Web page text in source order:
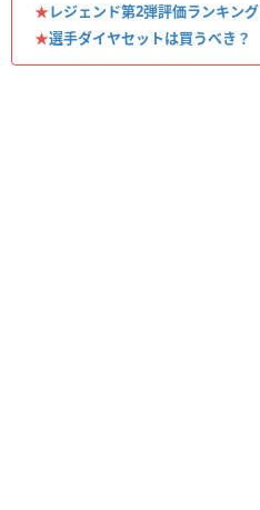
★レジェンド第2弾評価ランキング
★選手ダイヤセットは買うべき？